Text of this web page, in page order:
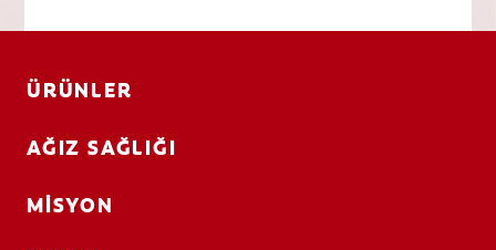
ÜRÜNLER
AĞIZ SAĞLIĞI
MISYON